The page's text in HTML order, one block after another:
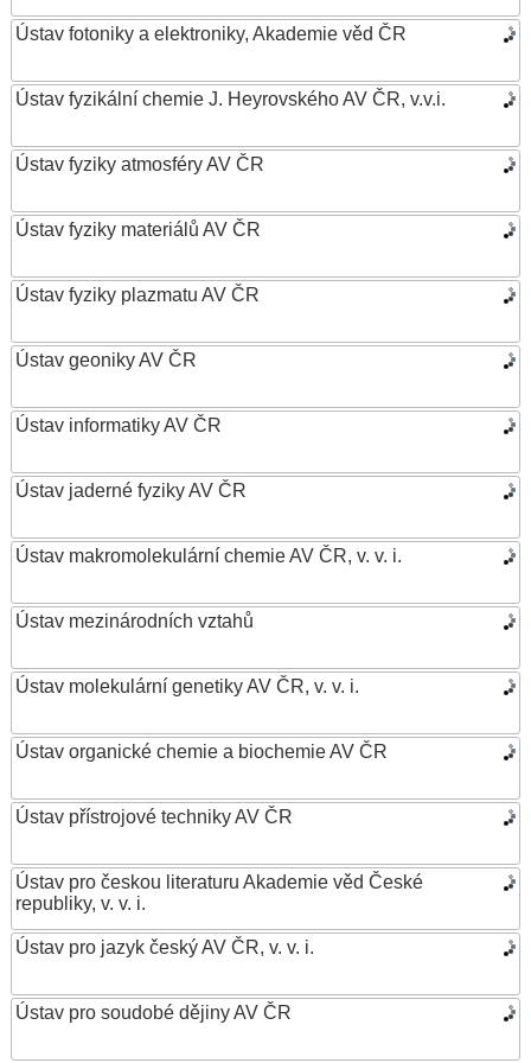
Ústav fotoniky a elektroniky, Akademie věd ČR
Ústav fyzikální chemie J. Heyrovského AV ČR, v.v.i.
Ústav fyziky atmosféry AV ČR
Ústav fyziky materiálů AV ČR
Ústav fyziky plazmatu AV ČR
Ústav geoniky AV ČR
Ústav informatiky AV ČR
Ústav jaderné fyziky AV ČR
Ústav makromolekulární chemie AV ČR, v. v. i.
Ústav mezinárodních vztahů
Ústav molekulární genetiky AV ČR, v. v. i.
Ústav organické chemie a biochemie AV ČR
Ústav přístrojové techniky AV ČR
Ústav pro českou literaturu Akademie věd České
republiky, v. v. i.
Ústav pro jazyk český AV ČR, v. v. i.
Ústav pro soudobé dějiny AV ČR